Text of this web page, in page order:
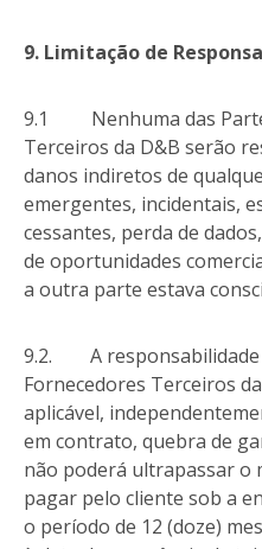
9. Limitação de
9.1 Nenhuma das
Terceiros da D&B serão
danos indiretos de
emergentes, incidentais,
cessantes, perda de
de oportunidades
a outra parte estava
9.2. A responsabilidade
Fornecedores Terceiros
aplicável,
em contrato, quebra de
não poderá ultrapassar o
pagar pelo cliente sob a
o período de 12 (doze)